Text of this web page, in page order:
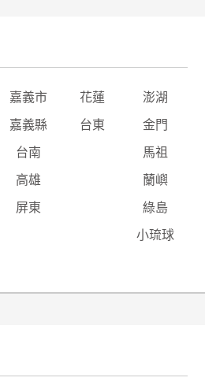
嘉義市 花蓮 澎湖
嘉義縣 台東 金門
台南 馬祖
高雄 蘭嶼
屏東 綠島
小琉球